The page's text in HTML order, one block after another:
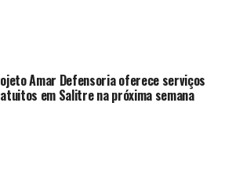
Amar Defensoria oferece serviços
em Salitre na próxima semana